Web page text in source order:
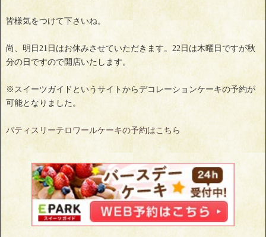
皆様気をつけて下さいね。
尚、明日21日はお休みさせていただきます。22日は木曜日ですが秋
分の日ですので開店いたします。
※スイーツガイドというサイトからデコレーションケーキの予約が
可能となりました。
パティスリーテロワールケーキの予約はこちら